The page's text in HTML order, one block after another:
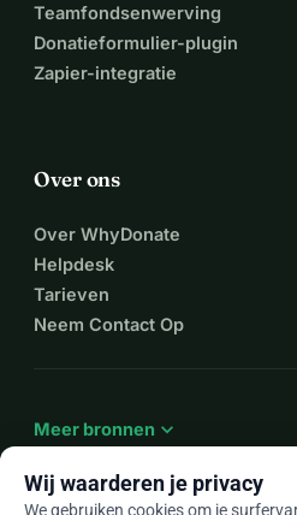
Teamfondsenwerving
Donatieformulier-plugin
Zapier-integratie
Over ons
Over WhyDonate
Helpdesk
Tarieven
Neem Contact Op
Meer bronnen expand_more
Wij waarderen je privacy
We gebruiken cookies om je